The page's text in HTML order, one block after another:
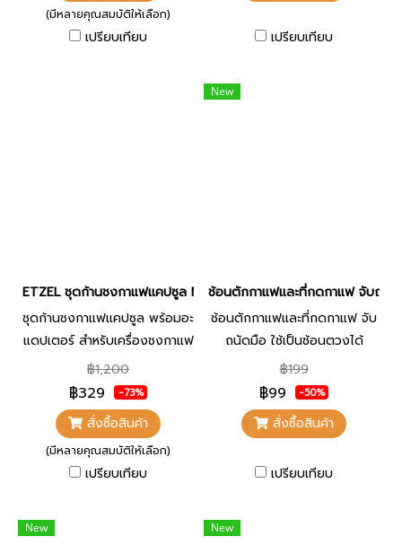
(มีหลายคุณสมบัติให้เลือก)
เปรียบเทียบ เปรียบเทียบ
ETZEL ชุดก้านชงกาแฟแคปซูล Nespresso สำหรับ SN203/
ชุดก้านชงกาแฟแคปซูล พร้อมอะ
แดปเตอร์ สำหรับเครื่องชงกาแฟ
ETZEL รุ่น SN203/SN5082
เปลี่ยนเครื่องชงกาแฟของคุณให้
รองรับการชงด้วยแคปซูล
Nespresso ได้อย่างสะดวก ใช้
งานง่าย พร้อมฟิลเตอร์สำหรับ
ชงกาแฟบด 1 Shot และ 2
฿1,200
฿329 -73%
สั่งซื้อสินค้า
(มีหลายคุณสมบัติให้เลือก)
เปรียบเทียบ
New
ช้อนตักกาแฟและที่กดกาแฟ จับถนัด
ช้อนตักกาแฟและที่กดกาแฟ จับ
ถนัดมือ ใช้เป็นช้อนตวงได้
฿199
฿99 -50%
สั่งซื้อสินค้า
เปรียบเทียบ
New New